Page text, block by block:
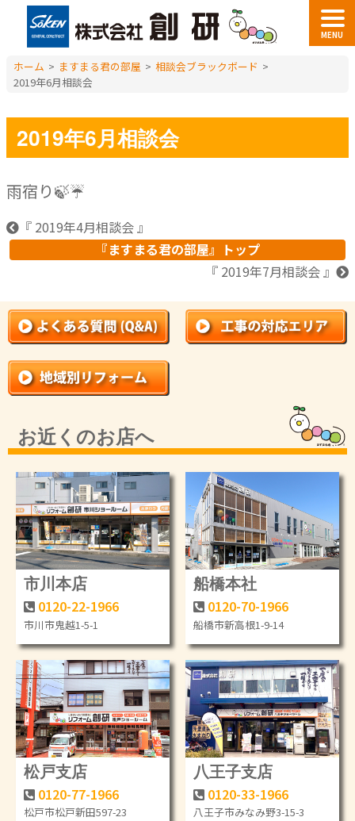
MENU
ホーム > ますまる君の部屋 > 相談会ブラックボード >
2019年6月相談会
2019年6月相談会
雨宿り🍃☔
『 2019年4月相談会 』
『ますまる君の部屋』トップ
『 2019年7月相談会 』
お近くのお店へ
市川本店
0120-22-1966
市川市鬼越1-5-1
船橋本社
0120-70-1966
船橋市新高根1-9-14
松戸支店
0120-77-1966
松戸市松戸新田597-23
八王子支店
0120-33-1966
八王子市みなみ野3-15-3